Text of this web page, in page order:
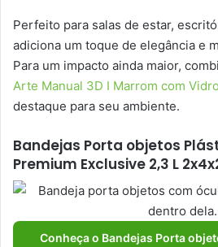
Perfeito para salas de estar,
adiciona um toque de elegância e
Para um impacto ainda maior,
Arte Manual 3D I Marrom com
destaque para seu ambiente.
Bandejas Porta objetos
Premium Exclusive 2,3 L
Conheça o Bandejas Porta